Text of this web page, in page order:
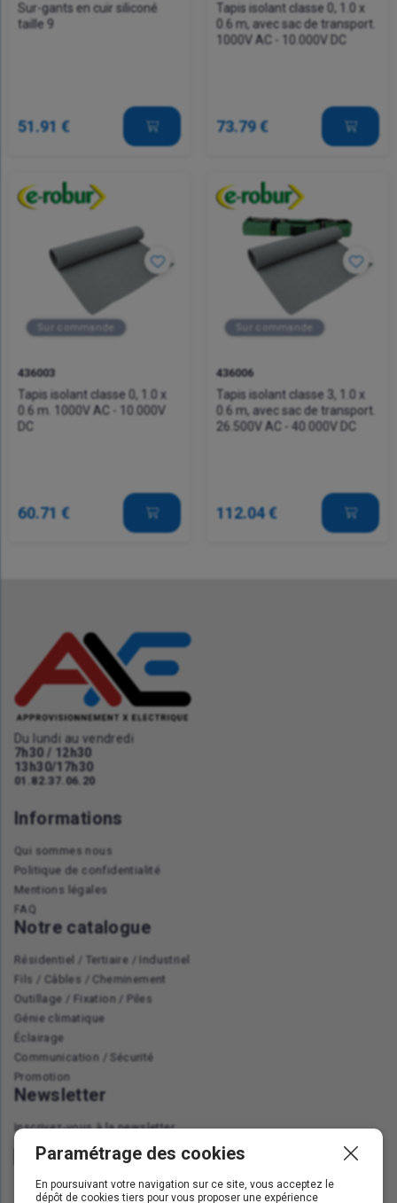
Sur-gants en cuir siliconé
taille 9
51.91 €
Tapis isolant classe 0, 1.0 x
0.6 m, avec sac de transport.
1000V AC - 10.000V DC
73.79 €
Sur commande
436003
Tapis isolant classe 0, 1.0 x
0.6 m. 1000V AC - 10.000V
DC
60.71 €
Sur commande
436006
Tapis isolant classe 3, 1.0 x
0.6 m, avec sac de transport.
26.500V AC - 40.000V DC
112.04 €
Du lundi au vendredi
7h30 / 12h30
13h30/17h30
01.82.37.06.20
Informations
Qui sommes nous
Politique de confidentialité
Mentions légales
FAQ
Notre catalogue
Résidentiel / Tertiaire / Industriel
Fils / Câbles / Cheminement
Outillage / Fixation / Piles
Génie climatique
Éclairage
Communication / Sécurité
Promotion
Newsletter
Inscrivez-vous à la newsletter
Paramétrage des cookies
En poursuivant votre navigation sur ce site, vous acceptez le
dépôt de cookies tiers pour vous proposer une expérience